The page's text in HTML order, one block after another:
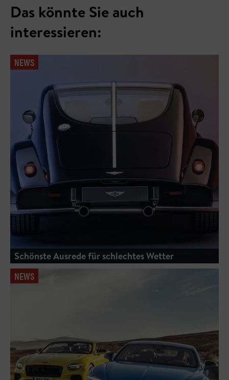
Das könnte Sie auch
interessieren:
NEWS
Schönste Ausrede für schlechtes Wetter
NEWS